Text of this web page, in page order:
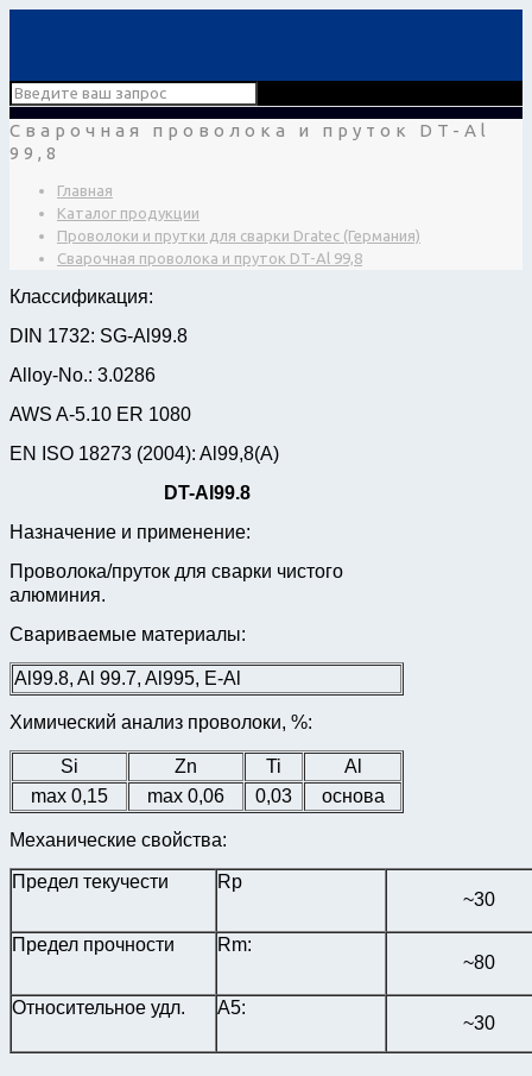
Сварочная проволока и пруток DT-Al
99,8
Главная
Каталог продукции
Проволоки и прутки для сварки Dratec (Германия)
Сварочная проволока и пруток DT-Al 99,8
Классификация:
DIN 1732: SG-Al99.8
Alloy-No.: 3.0286
AWS A-5.10 ER 1080
EN ISO 18273 (2004): Al99,8(A)
DT-Al 99.8
Назначение и применение:
Проволока/пруток для сварки чистого
алюминия.
Свариваемые материалы:
Al99.8, Al 99.7, Al995, E-Al
Химический анализ проволоки, %:
Si Zn Ti
Al
max 0,15
max 0,06 0,03 основа
Механические свойства:
Предел текучести
Rp
~30
Предел прочности
Rm:
~80
Относительное удл. A5:
~30